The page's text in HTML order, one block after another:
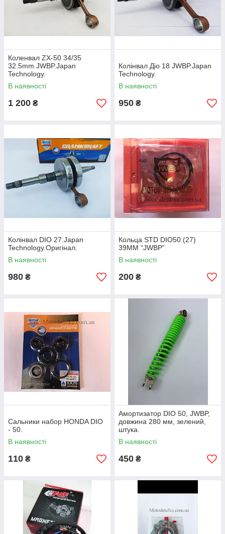
Коленвал ZX-50 34/35
32.5mm JWBP.Japan
Technology.
В наявності
1 200 ₴
Колінвал Діо 18 JWBP.Japan
Technology.
В наявності
950 ₴
Колінвал DIO 27.Japan
Technology.Оригінал.
В наявності
980 ₴
Кольца STD DIO50 (27)
39MM “JWBP”
В наявності
200 ₴
Сальники набор HONDA DIO
- 50.
В наявності
110 ₴
Амортизатор DIO 50, JWBP,
довжина 280 мм, зелений,
штука.
В наявності
450 ₴